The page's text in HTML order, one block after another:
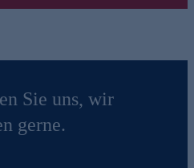
Sie uns, wir
gerne.